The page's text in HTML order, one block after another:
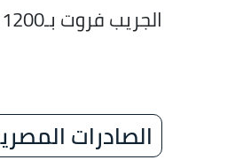
الجريب فروت بـ1200 طن،
الصادرات